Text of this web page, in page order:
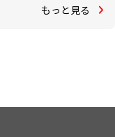
もっと見る